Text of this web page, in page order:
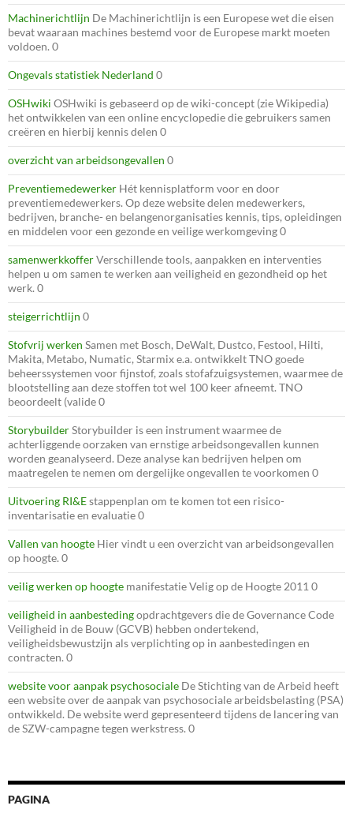
Machinerichtlijn De Machinerichtlijn is een Europese wet die eisen
bevat waaraan machines bestemd voor de Europese markt moeten
voldoen. 0
Ongevals statistiek Nederland 0
OSHwiki OSHwiki is gebaseerd op de wiki-concept (zie Wikipedia)
het ontwikkelen van een online encyclopedie die gebruikers samen
creëren en hierbij kennis delen 0
overzicht van arbeidsongevallen 0
Preventiemedewerker Hét kennisplatform voor en door
preventiemedewerkers. Op deze website delen medewerkers,
bedrijven, branche- en belangenorganisaties kennis, tips, opleidingen
en middelen voor een gezonde en veilige werkomgeving 0
samenwerkkofferVerschillende tools, aanpakken en interventies
helpen u om samen te werken aan veiligheid en gezondheid op het
werk. 0
steigerrichtlijn 0
Stofvrij werken Samen met Bosch, DeWalt, Dustco, Festool, Hilti,
Makita, Metabo, Numatic, Starmix e.a. ontwikkelt TNO goede
beheerssystemen voor fijnstof, zoals stofafzuigsystemen, waarmee de
blootstelling aan deze stoffen tot wel 100 keer afneemt. TNO
beoordeelt (valide 0
StorybuilderStorybuilder is een instrument waarmee de
achterliggende oorzaken van ernstige arbeidsongevallen kunnen
worden geanalyseerd. Deze analyse kan bedrijven helpen om
maatregelen te nemen om dergelijke ongevallen te voorkomen 0
Uitvoering RI&Estappenplan om te komen tot een risico-
inventarisatie en evaluatie 0
Vallen van hoogte Hier vindt u een overzicht van arbeidsongevallen
op hoogte. 0
veilig werken op hoogte manifestatie Velig op de Hoogte 2011 0
veiligheid in aanbestedingopdrachtgevers die de Governance Code
Veiligheid in de Bouw (GCVB) hebben ondertekend,
veiligheidsbewustzijn als verplichting op in aanbestedingen en
contracten. 0
website voor aanpak psychosociale De Stichting van de Arbeid heeft
een website over de aanpak van psychosociale arbeidsbelasting (PSA)
ontwikkeld. De website werd gepresenteerd tijdens de lancering van
de SZW-campagne tegen werkstress. 0
PAGINA